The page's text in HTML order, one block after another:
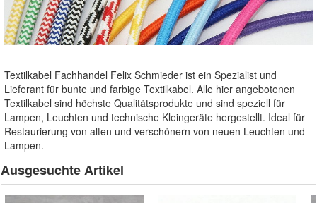
Textilkabel Fachhandel Felix Schmieder ist ein Spezialist und
Lieferant für bunte und farbige Textilkabel. Alle hier angebotenen
Textilkabel sind höchste Qualitätsprodukte und sind speziell für
Lampen, Leuchten und technische Kleingeräte hergestellt. Ideal für
Restaurierung von alten und verschönern von neuen Leuchten und
Lampen.
Ausgesuchte Artikel